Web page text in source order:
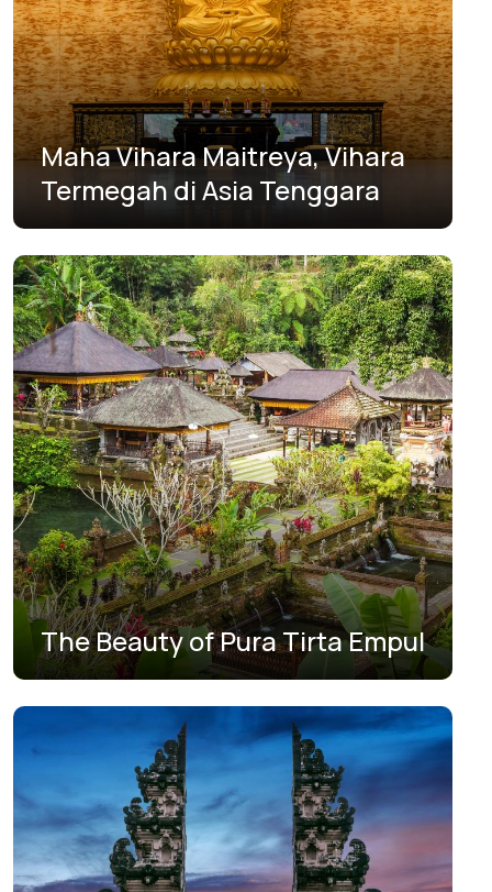
Maha Vihara Maitreya, Vihara
Termegah di Asia Tenggara
The Beauty of Pura Tirta Empul